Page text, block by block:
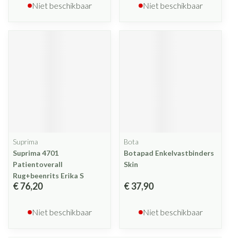
Niet beschikbaar Niet beschikbaar
Suprima
Suprima 4701
Patientoverall
Rug+beenrits Erika S
€ 76,20
Niet beschikbaar
Bota
Botapad Enkelvastbinders
Skin
€ 37,90
Niet beschikbaar